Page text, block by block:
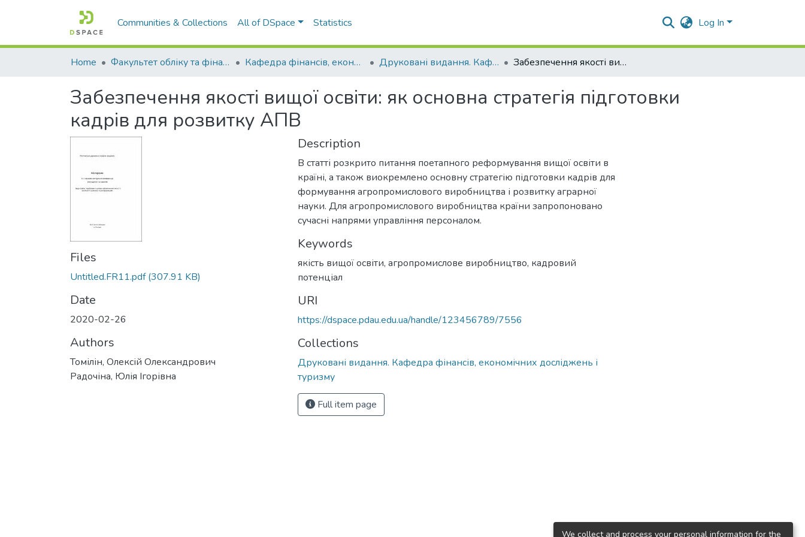
Communities & Collections All of DSpace Statistics Log In
Home Факультет обліку та фінансів Кафедра фінансів, економічних досліджень і туризму Друковані видання. Кафедра фінансів, економічних досліджень і туризму Забезпечення якості вищої освіти: як основна стратегія підготовки кадрів для розвитку АПВ
Забезпечення якості вищої освіти: як основна стратегія підготовки
кадрів для розвитку АПВ
Files
Untitled.FR11.pdf(307.91 KB)
Date
2020-02-26
Authors
Томілін, Олексій Олександрович
Радочіна, Юлія Ігорівна
Description
В статті розкрито питання поетапного реформування вищої освіти в
країні, а також виокремлено основну стратегію підготовки кадрів для
формування агропромислового виробництва і розвитку аграрної
науки. Для агропромислового виробництва країни запропоновано
сучасні напрями управління персоналом.
Keywords
якість вищої освіти, агропромислове виробництво, кадровий
потенціал
URI
https://dspace.pdau.edu.ua/handle/123456789/7556
Collections
Друковані видання. Кафедра фінансів, економічних досліджень і
туризму
Full item page
We collect and process your personal information for the